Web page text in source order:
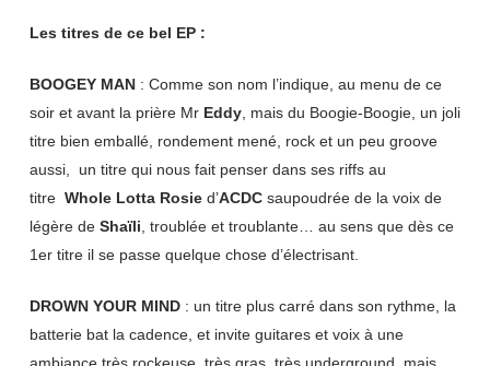
Les titres de ce bel EP :
BOOGEY MAN: Comme son nom l’indique, au menu de ce
soir et avant la prière Mr Eddy, mais du Boogie-Boogie, un joli
titre bien emballé, rondement mené, rock et un peu groove
aussi, un titre qui nous fait penser dans ses riffs au
titre Whole Lotta Rosied’ACDCsaupoudrée de la voix de
légère de Shaïli , troublée et troublante… au sens que dès ce
1er titre il se passe quelque chose d’électrisant.
DROWN YOUR MIND: un titre plus carré dans son rythme, la
batterie bat la cadence, et invite guitares et voix à une